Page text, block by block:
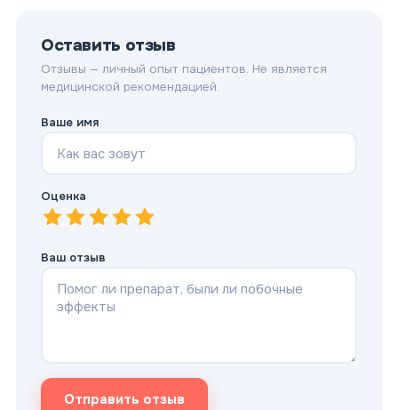
Оставить отзыв
Отзывы — личный опыт пациентов. Не является
медицинской рекомендацией.
Ваше имя
Оценка
4—
3—Нормально
2—Плохо
1—Очень плохо
Ваш отзыв
Отправить отзыв